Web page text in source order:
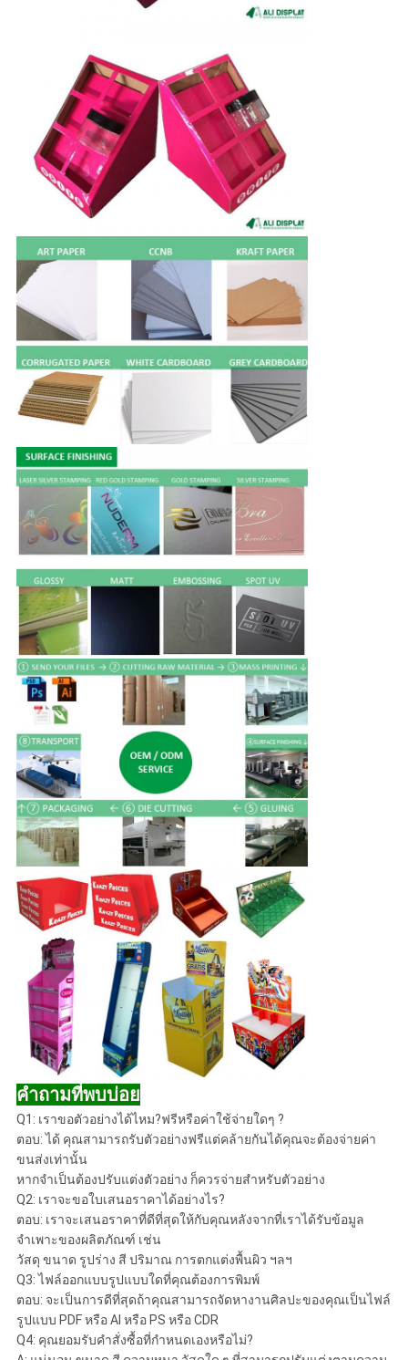
คำถามที่พบบ่อย
Q1: เราขอตัวอย่างได้ไหม?ฟรีหรือค่าใช้จ่ายใดๆ ?
ตอบ: ได้ คุณสามารถรับตัวอย่างฟรีแต่คล้ายกันได้คุณจะต้องจ่ายค่า
ขนส่งเท่านั้น
หากจำเป็นต้องปรับแต่งตัวอย่าง ก็ควรจ่ายสำหรับตัวอย่าง
Q2: เราจะขอใบเสนอราคาได้อย่างไร?
ตอบ: เราจะเสนอราคาที่ดีที่สุดให้กับคุณหลังจากที่เราได้รับข้อมูล
จำเพาะของผลิตภัณฑ์ เช่น
วัสดุ ขนาด รูปร่าง สี ปริมาณ การตกแต่งพื้นผิว ฯลฯ
Q3: ไฟล์ออกแบบรูปแบบใดที่คุณต้องการพิมพ์
ตอบ: จะเป็นการดีที่สุดถ้าคุณสามารถจัดหางานศิลปะของคุณเป็นไฟล์
รูปแบบ PDF หรือ AI หรือ PS หรือ CDR
Q4: คุณยอมรับคำสั่งซื้อที่กำหนดเองหรือไม่?